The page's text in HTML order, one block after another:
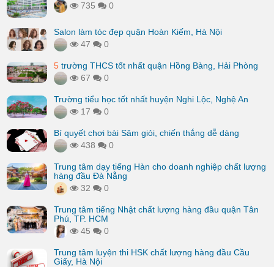
735
0
Salon làm tóc đẹp quận Hoàn Kiếm, Hà Nội
47
0
5 trường THCS tốt nhất quận Hồng Bàng, Hải Phòng
67
0
Trường tiểu học tốt nhất huyện Nghi Lộc, Nghệ An
17
0
Bí quyết chơi bài Sâm giỏi, chiến thắng dễ dàng
438
0
Trung tâm dạy tiếng Hàn cho doanh nghiệp chất lượng
hàng đầu Đà Nẵng
32
0
Trung tâm tiếng Nhật chất lượng hàng đầu quận Tân
Phú, TP. HCM
45
0
Trung tâm luyện thi HSK chất lượng hàng đầu Cầu
Giấy, Hà Nội